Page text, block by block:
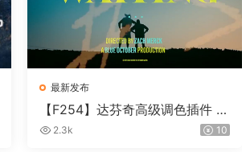
最新发布
【F254】达芬奇高级调色插件 C
ontour V2.2.2 WinMac 含使用
2.3k 10